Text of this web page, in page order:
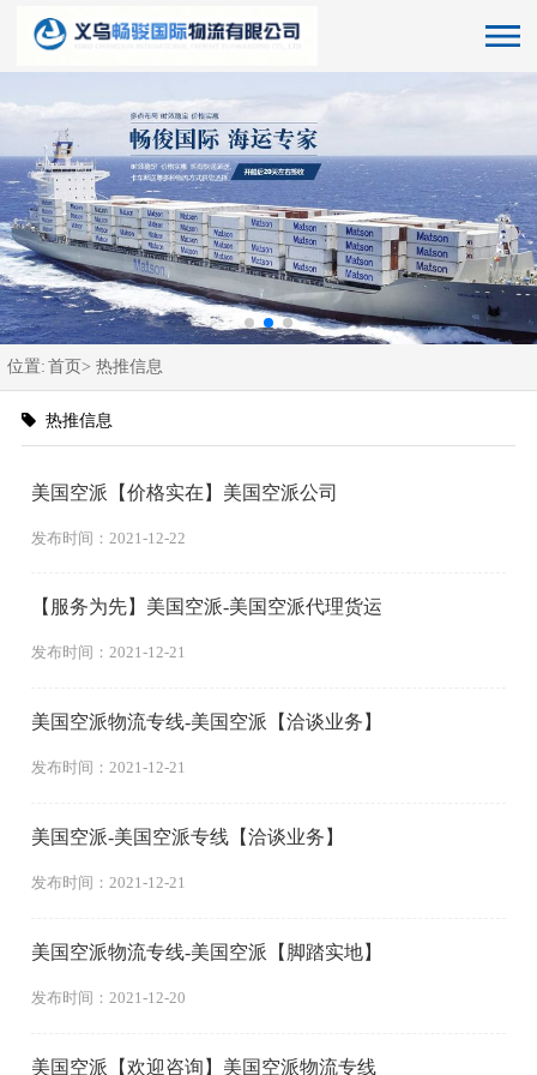
位置: 首页> 热推信息
热推信息
美国空派【价格实在】美国空派公司
发布时间：2021-12-22
【服务为先】美国空派-美国空派代理货运
发布时间：2021-12-21
美国空派物流专线-美国空派【洽谈业务】
发布时间：2021-12-21
美国空派-美国空派专线【洽谈业务】
发布时间：2021-12-21
美国空派物流专线-美国空派【脚踏实地】
发布时间：2021-12-20
美国空派【欢迎咨询】美国空派物流专线